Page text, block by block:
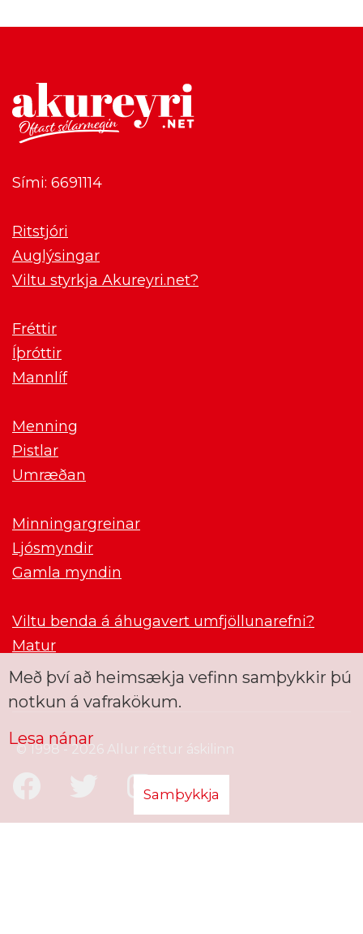
Sími: 6691114
Ritstjóri
Auglýsingar
Viltu styrkja Akureyri.net?
Fréttir
Íþróttir
Mannlíf
Menning
Pistlar
Umræðan
Minningargreinar
Ljósmyndir
Gamla myndin
Viltu benda á áhugavert umfjöllunarefni?
Matur
© 1998 - 2026 Allur réttur áskilinn
Með því að heimsækja vefinn samþykkir þú
notkun á vafrakökum.
Lesa nánar
Samþykkja